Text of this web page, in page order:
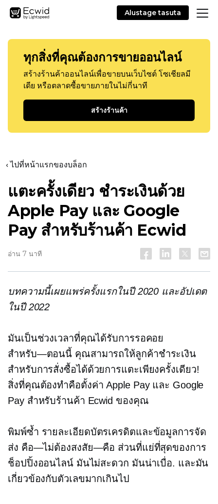
Alustage tasuta
ทุกสิ่งที่คุณต้องการขายออนไลน์
สร้างร้านค้าออนไลน์เพื่อขายบนเว็บไซต์ โซเชียลมี
เดีย หรือตลาดซื้อขายภายในไม่กี่นาที
สร้างร้านค้า
‹ ไปที่หน้าแรกของบล็อก
แตะครั้งเดียว ชำระเงินด้วย
Apple Pay และ Google
Pay สำหรับร้านค้า Ecwid
อ่าน 7 นาที
บทความนี้เผยแพร่ครั้งแรกในปี 2020 และอัปเดต
ในปี 2022
มันเป็นช่วงเวลาที่คุณได้รับการรอคอย
สำหรับ—ตอนนี้ คุณสามารถให้ลูกค้าชำระเงิน
สำหรับการสั่งซื้อได้ด้วยการแตะเพียงครั้งเดียว!
สิ่งที่คุณต้องทำคือตั้งค่า Apple Pay และ Google
Pay สำหรับร้านค้า Ecwid ของคุณ
พิมพ์ซ้ำ รายละเอียดบัตรเครดิตและข้อมูลการจัด
ส่ง คือ—ไม่ต้องสงสัย—คือ ส่วนที่แย่ที่สุดของการ
ช็อปปิ้งออนไลน์ มันไม่สะดวก มันน่าเบื่อ. และมัน
เกี่ยวข้องกับตัวเลขมากเกินไป